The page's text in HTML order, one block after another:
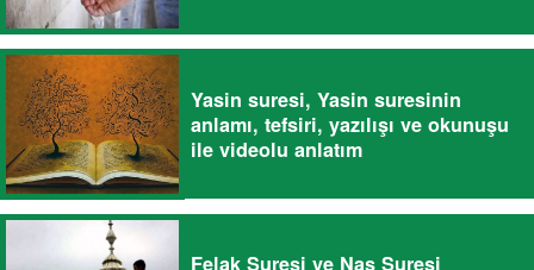
Yasin suresi, Yasin suresinin
anlamı, tefsiri, yazılışı ve okunuşu
ile videolu anlatım
Felak Suresi ve Nas Suresi